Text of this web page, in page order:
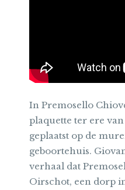
In Premosello
plaquette ter ere
geplaatst op de
geboortehuis.
verhaal dat
Oirschot, een dorp